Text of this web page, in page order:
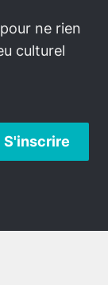
ne rien
culturel